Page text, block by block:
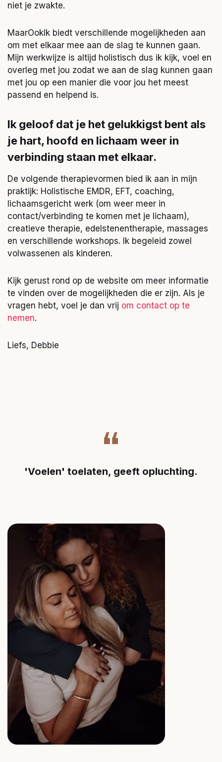
niet je zwakte.
MaarOokIk biedt verschillende mogelijkheden aan
om met elkaar mee aan de slag te kunnen gaan.
Mijn werkwijze is altijd holistisch dus ik kijk, voel en
overleg met jou zodat we aan de slag kunnen gaan
met jou op een manier die voor jou het meest
passend en helpend is.
Ik geloof dat je het gelukkigst bent als
je hart, hoofd en lichaam weer in
verbinding staan met elkaar.
De volgende therapievormen bied ik aan in mijn
praktijk: Holistische EMDR, EFT, coaching,
lichaamsgericht werk (om weer meer in
contact/verbinding te komen met je lichaam),
creatieve therapie, edelstenentherapie, massages
en verschillende workshops. Ik begeleid zowel
volwassenen als kinderen.
Kijk gerust rond op de website om meer informatie
te vinden over de mogelijkheden die er zijn. Als je
vragen hebt, voel je dan vrij om contact op te
nemen.
Liefs, Debbie
'Voelen' toelaten, geeft opluchting.